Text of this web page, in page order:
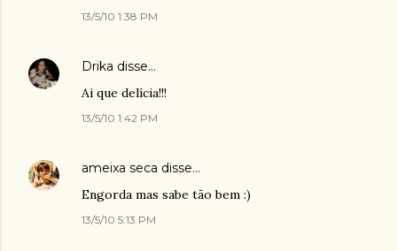
13/5/10 1:38 PM
Drika disse…
Ai que delícia!!!
13/5/10 1:42 PM
ameixa seca disse…
Engorda mas sabe tão bem :)
13/5/10 5:13 PM